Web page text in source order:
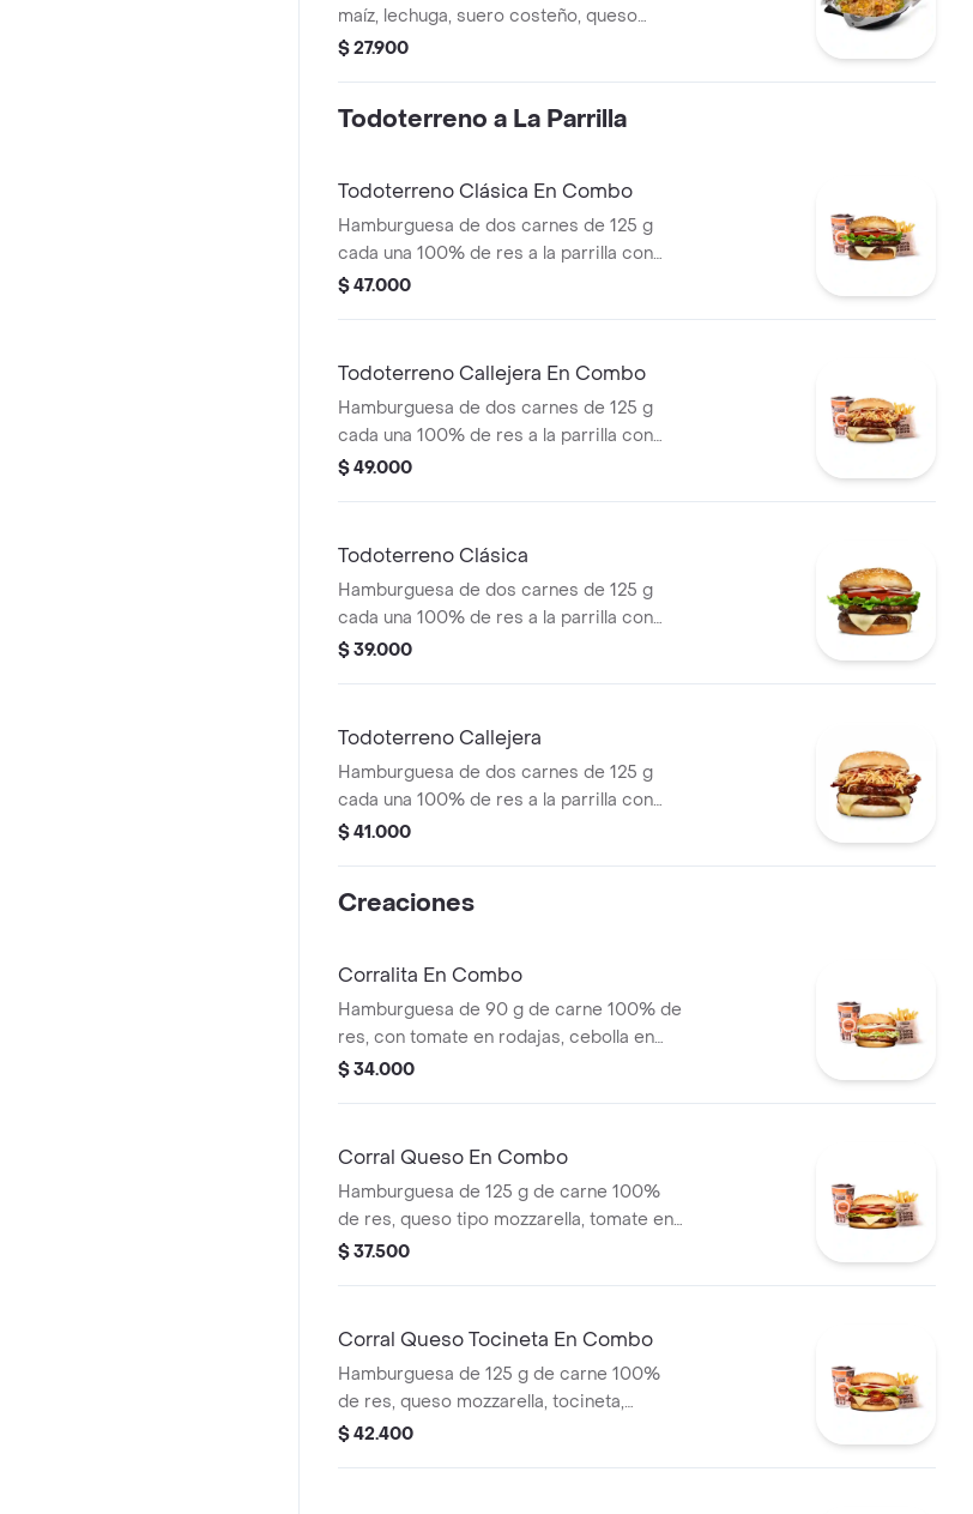
maíz, lechuga, suero costeño, queso
costeño, salsa BBQ, salsa Corral, salsa
$ 27.900
Todoterreno a La Parrilla
Todoterreno Clásica En Combo
Hamburguesa de dos carnes de 125 g
cada una 100% de res a la parrilla con
salsa bbq, queso mozzarella, lechuga,
$ 47.000
Todoterreno Callejera En Combo
Hamburguesa de dos carnes de 125 g
cada una 100% de res a la parrilla con
salsa bbq, tocineta, queso mozzarella,
$ 49.000
Todoterreno Clásica
Hamburguesa de dos carnes de 125 g
cada una 100% de res a la parrilla con
salsa bbq, queso mozzarella, lechuga,
$ 39.000
Todoterreno Callejera
Hamburguesa de dos carnes de 125 g
cada una 100% de res a la parrilla con
salsa bbq, tocineta, queso mozzarella,
$ 41.000
Creaciones
Corralita En Combo
Hamburguesa de 90 g de carne 100% de
res, con tomate en rodajas, cebolla en
rodajas, lechuga, salsa blanca y salsa de
$ 34.000
Corral Queso En Combo
Hamburguesa de 125 g de carne 100%
de res, queso tipo mozzarella, tomate en
rodajas, cebolla en rodajas, lechuga y
$ 37.500
Corral Queso Tocineta En Combo
Hamburguesa de 125 g de carne 100%
de res, queso mozzarella, tocineta,
tomate en rodajas, cebolla en rodajas,
$ 42.400